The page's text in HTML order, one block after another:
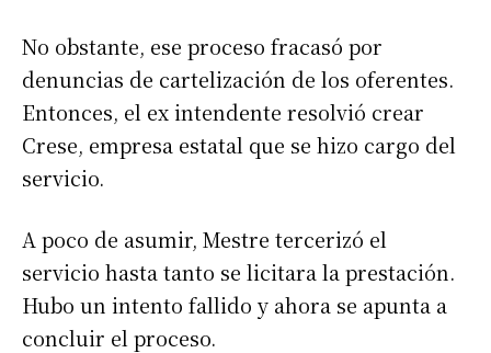
No obstante, ese proceso fracasó por
denuncias de cartelización de los oferentes.
Entonces, el ex intendente resolvió crear
Crese, empresa estatal que se hizo cargo del
servicio.
A poco de asumir, Mestre tercerizó el
servicio hasta tanto se licitara la prestación.
Hubo un intento fallido y ahora se apunta a
concluir el proceso.